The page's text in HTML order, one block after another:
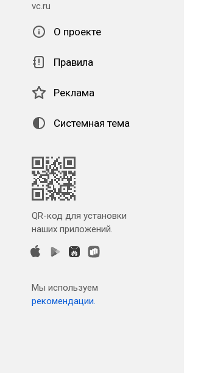
vc.ru
О проекте
Правила
Реклама
Системная тема
QR-код для установки
наших приложений.
Мы используем
рекомендации.